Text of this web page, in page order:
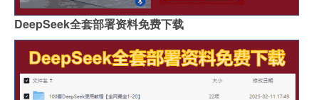
DeepSeek全套部署资料免费下载